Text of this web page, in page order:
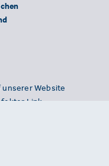
unserer Website
Link